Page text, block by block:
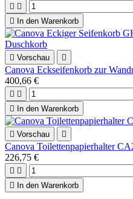
 

In den Warenkorb
 Vorschau 
Canova Eckseifenkorb zur
400,66 €
 

In den Warenkorb
 Vorschau 
Canova Toilettenpapierhalter
226,75 €
 

In den Warenkorb